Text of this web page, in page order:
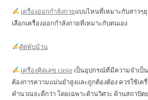
เครื่องออกกำลังกายแบบไหนที่เหมาะกับสาวๆ
เลือกเครื่องออกกำลังกายที่เหมาะกับตนเอง
ตัดพับม้วน
เครื่องคิดเลข casio เป็นอุปกรณ์ที่มีความจำเป็
ต้องการความแม่นยำสูงและถูกต้องต้อง ควรใช้เค
คำนวณจะดีกว่า โดยเฉพาะด้านวิศวะ ด้านสถาปัต